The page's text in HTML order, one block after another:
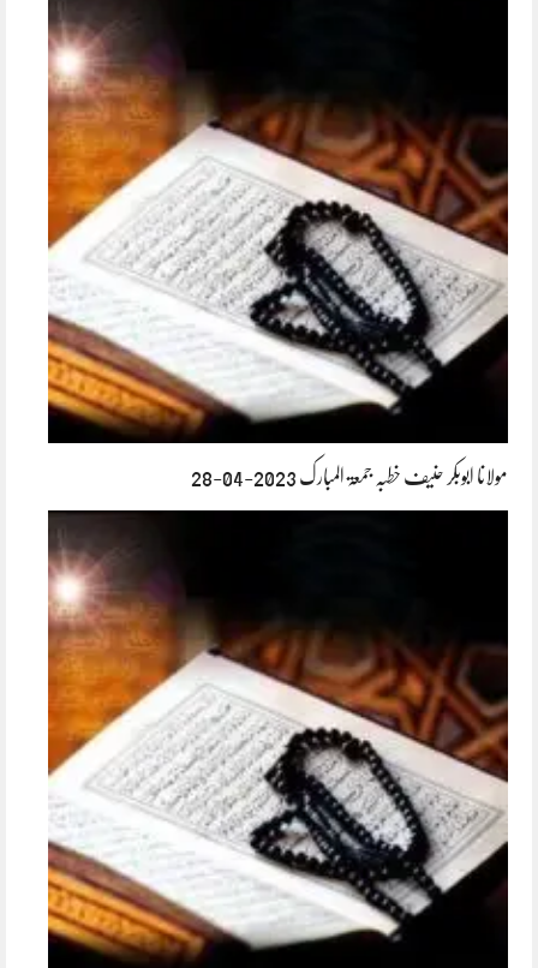
مولانا ابوبکر حنیف خطبہ جمعۃ المبارک 2023-04-28